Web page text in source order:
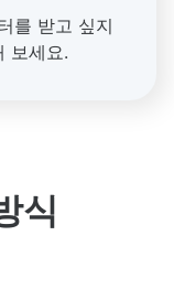
를 받고 싶지
보세요.
식